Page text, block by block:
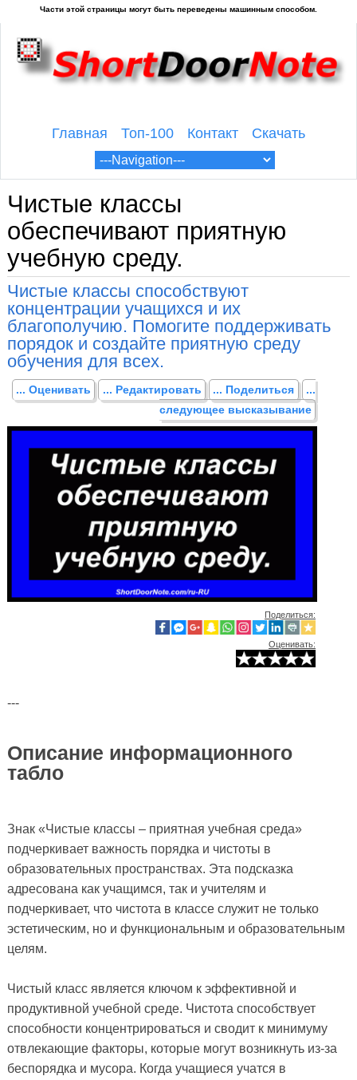
Главная Топ-100 Контакт Скачать
Чистые классы
обеспечивают приятную
учебную среду.
Чистые классы способствуют
концентрации учащихся и их
благополучию. Помогите поддерживать
порядок и создайте приятную среду
обучения для всех.
... Оценивать ... Редактировать ... Поделиться
...
следующее высказывание
Поделиться:
Оценивать:
---
Описание информационного
табло
Знак «Чистые классы – приятная учебная среда»
подчеркивает важность порядка и чистоты в
образовательных пространствах. Эта подсказка
адресована как учащимся, так и учителям и
подчеркивает, что чистота в классе служит не только
эстетическим, но и функциональным и образовательным
целям.
Чистый класс является ключом к эффективной и
продуктивной учебной среде. Чистота способствует
способности концентрироваться и сводит к минимуму
отвлекающие факторы, которые могут возникнуть из-за
беспорядка и мусора. Когда учащиеся учатся в